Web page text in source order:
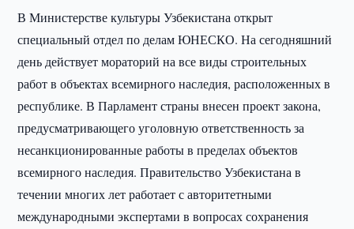
В Министерстве культуры Узбекистана открыт
специальный отдел по делам ЮНЕСКО. На сегодняшний
день действует мораторий на все виды строительных
работ в объектах всемирного наследия, расположенных в
республике. В Парламент страны внесен проект закона,
предусматривающего уголовную ответственность за
несанкционированные работы в пределах объектов
всемирного наследия. Правительство Узбекистана в
течении многих лет работает с авторитетными
международными экспертами в вопросах сохранения